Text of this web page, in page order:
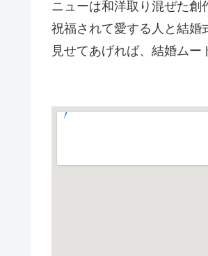
ニューは和洋取り混ぜた創
祝福されて愛する人と結婚
見せてあげれば、結婚ムー